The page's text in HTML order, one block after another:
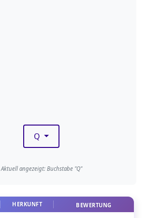
Q
Aktuell angezeigt: Buchstabe "Q"
HERKUNFT BEWERTUNG